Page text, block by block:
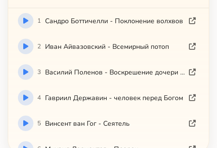
1 Сандро Боттичелли - Поклонение волхвов
2 Иван Айвазовский - Всемирный потоп
3 Василий Поленов - Воскрешение дочери Иаира
4 Гавриил Державин - человек перед Богом
5 Винсент ван Гог - Сеятель